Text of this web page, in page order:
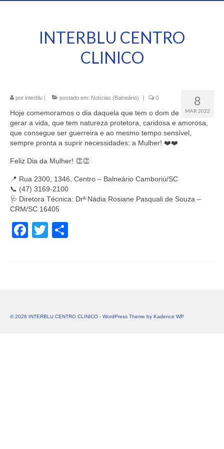
INTERBLU CENTRO
CLINICO
8
MAR 2022
por interblu | postado em: Notícias (Balneário) | 0
Hoje comemoramos o dia daquela que tem o dom de
gerar a vida, que tem natureza protetora, caridosa e amorosa,
que consegue ser guerreira e ao mesmo tempo sensível,
sempre pronta a suprir necessidades: a Mulher! ❤️❤️
Feliz Dia da Mulher! 👏👏
📍 Rua 2300, 1346, Centro – Balneário Camboriú/SC
📞 (47) 3169-2100
🩺 Diretora Técnica: Drª Nádia Rosiane Pasquali de Souza –
CRM/SC 16405
Facebook
Twitter
© 2026 INTERBLU CENTRO CLINICO - WordPress Theme by Kadence WP